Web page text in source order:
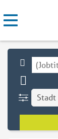
Stadt